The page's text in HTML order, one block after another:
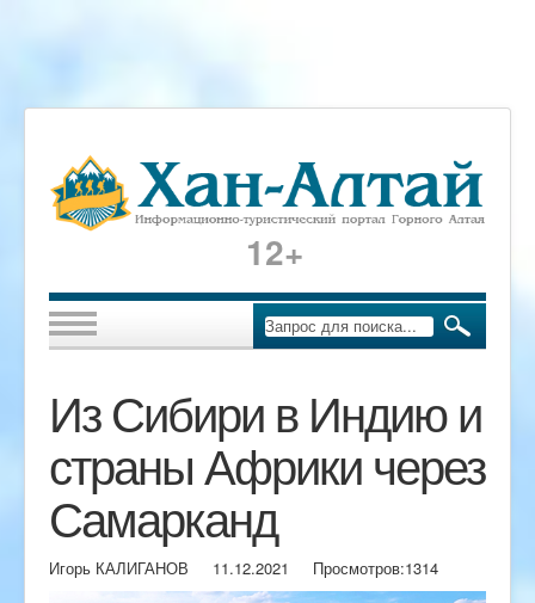
12+
Из Сибири в Индию и
страны Африки через
Самарканд
Игорь КАЛИГАНОВ 11.12.2021 Просмотров:1314